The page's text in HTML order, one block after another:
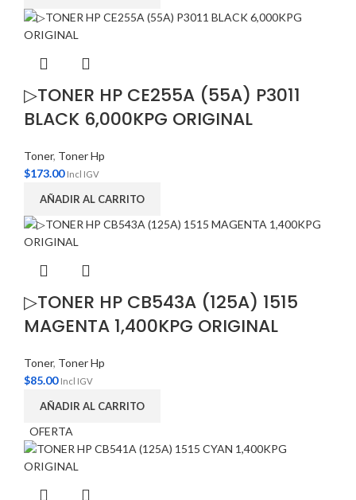
▷TONER HP CE255A (55A) P3011
BLACK 6,000KPG ORIGINAL
Toner, Toner Hp
$173.00 Incl IGV
AÑADIR AL CARRITO
▷TONER HP CB543A (125A) 1515
MAGENTA 1,400KPG ORIGINAL
Toner, Toner Hp
$85.00 Incl IGV
AÑADIR AL CARRITO
OFERTA